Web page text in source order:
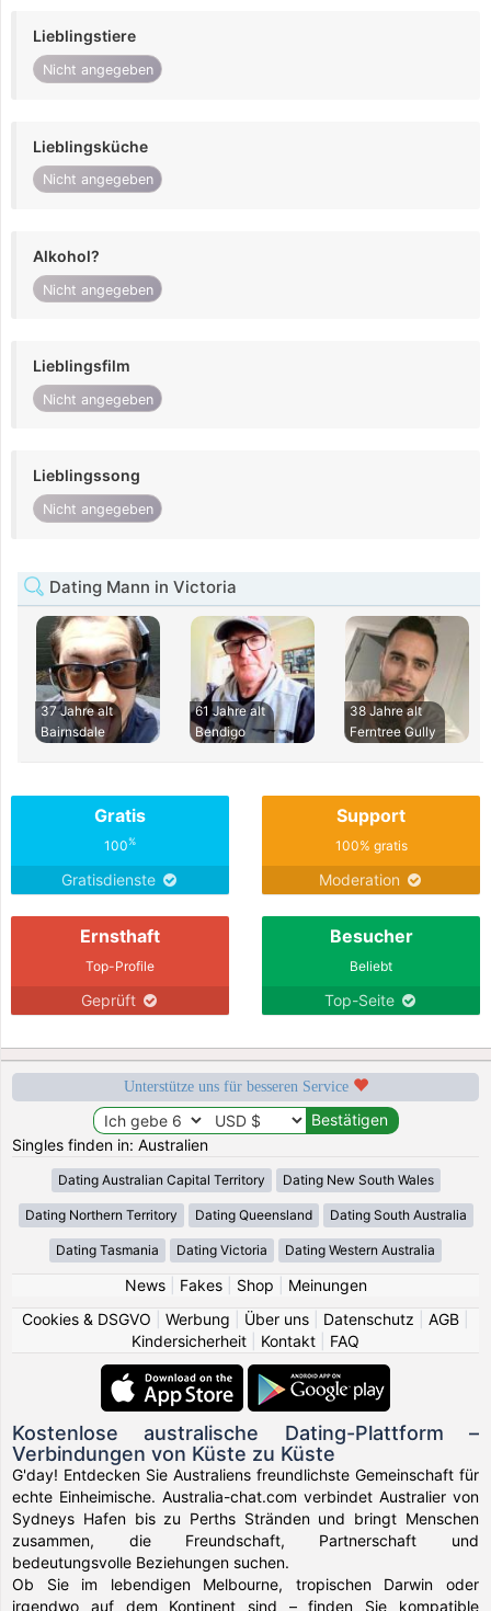
Lieblingstiere
Nicht angegeben
Lieblingsküche
Nicht angegeben
Alkohol?
Nicht angegeben
Lieblingsfilm
Nicht angegeben
Lieblingssong
Nicht angegeben
Dating Mann in Victoria
37 Jahre alt
Bairnsdale
61 Jahre alt
Bendigo
38 Jahre alt
Ferntree Gully
Gratis
100%
Gratisdienste
Support
100% gratis
Moderation
Ernsthaft
Top-Profile
Geprüft
Besucher
Beliebt
Top-Seite
Unterstütze uns für besseren Service
Singles finden in: Australien
Dating Australian Capital Territory Dating New South Wales
Dating Northern Territory Dating Queensland Dating South Australia
Dating Tasmania Dating Victoria Dating Western Australia
News| Fakes| Shop
Meinungen
Cookies & DSGVO
Werbung Über uns Datenschutz AGB
Kindersicherheit
Kontakt FAQ
Kostenlose australische Dating-Plattform –
Verbindungen von Küste zu Küste
G'day! Entdecken Sie Australiens freundlichste Gemeinschaft für
echte Einheimische. Australia-chat.com verbindet Australier von
Sydneys Hafen bis zu Perths Stränden und bringt Menschen
zusammen, die Freundschaft, Partnerschaft und
bedeutungsvolle Beziehungen suchen.
Ob Sie im lebendigen Melbourne, tropischen Darwin oder
irgendwo auf dem Kontinent sind – finden Sie kompatible